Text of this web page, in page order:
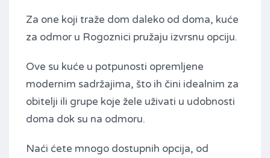
Za one koji traže dom daleko od doma, kuće
za odmor u Rogoznici pružaju izvrsnu opciju.
Ove su kuće u potpunosti opremljene
modernim sadržajima, što ih čini idealnim za
obitelji ili grupe koje žele uživati ​​u udobnosti
doma dok su na odmoru.
Naći ćete mnogo dostupnih opcija, od